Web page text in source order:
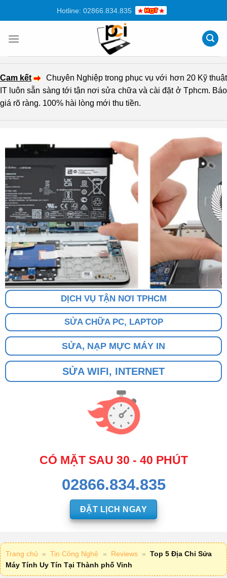
dung
Hotline: 02866.834.835
Cam kết
Chuyên Nghiệp trong phục vụ với hơn 20 Kỹ thuật
IT luôn sẵn sàng tới tận nơi sửa chữa và cài đặt ở Tphcm. Báo
giá rõ ràng. 100% hài lòng mới thu tiền.
DỊCH VỤ TẬN NƠI TPHCM
SỬA CHỮA PC, LAPTOP
SỬA, NẠP MỰC MÁY IN
SỬA WIFI, INTERNET
CÓ MẶT SAU 30 - 40 PHÚT
02866.834.835
ĐẶT LỊCH NGAY
Trang chủ » Tin Công Nghệ » Reviews » Top 5 Địa Chỉ Sửa
Máy Tính Uy Tín Tại Thành phố Vinh